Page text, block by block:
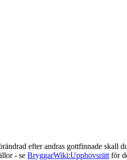
efter andras gottfinnade skall
- se BryggarWiki:Upphovsrätt för